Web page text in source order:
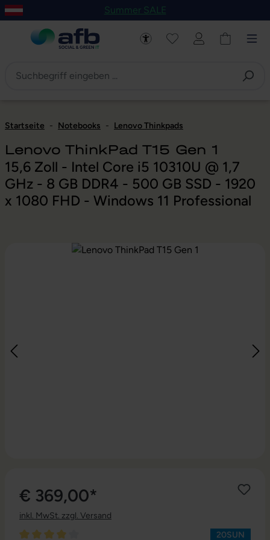
Hauptinhalt springen
Zur Navigation der B2B-Plattform springen
Summer SALE
Startseite - Notebooks - Lenovo Thinkpads
Lenovo ThinkPad T15 Gen 1
15,6 Zoll - Intel Core i5 10310U @ 1,7
GHz - 8 GB DDR4 - 500 GB SSD - 1920
x 1080 FHD - Windows 11 Professional
Bildergalerie überspringen
€ 369,00*
inkl. MwSt. zzgl. Versand
20SUN